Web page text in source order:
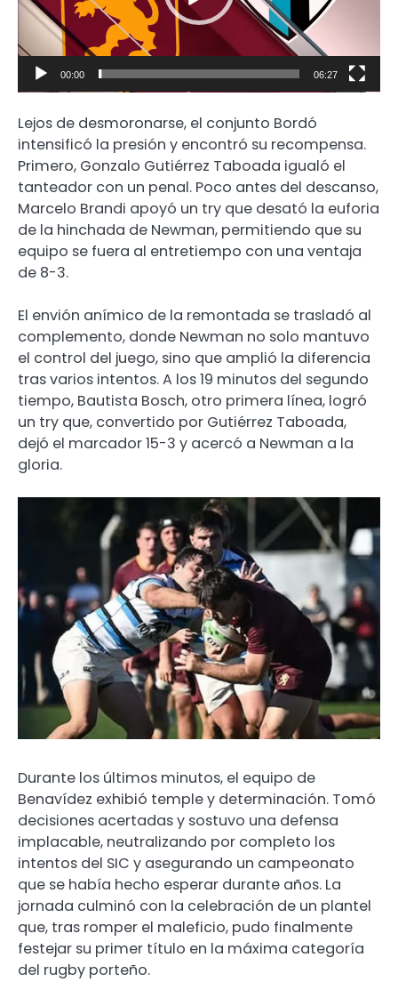
00:00 06:27
Lejos de desmoronarse, el conjunto Bordó
intensificó la presión y encontró su recompensa.
Primero, Gonzalo Gutiérrez Taboada igualó el
tanteador con un penal. Poco antes del descanso,
Marcelo Brandi apoyó un try que desató la euforia
de la hinchada de Newman, permitiendo que su
equipo se fuera al entretiempo con una ventaja
de 8-3.
El envión anímico de la remontada se trasladó al
complemento, donde Newman no solo mantuvo
el control del juego, sino que amplió la diferencia
tras varios intentos. A los 19 minutos del segundo
tiempo, Bautista Bosch, otro primera línea, logró
un try que, convertido por Gutiérrez Taboada,
dejó el marcador 15-3 y acercó a Newman a la
gloria.
Durante los últimos minutos, el equipo de
Benavídez exhibió temple y determinación. Tomó
decisiones acertadas y sostuvo una defensa
implacable, neutralizando por completo los
intentos del SIC y asegurando un campeonato
que se había hecho esperar durante años. La
jornada culminó con la celebración de un plantel
que, tras romper el maleficio, pudo finalmente
festejar su primer título en la máxima categoría
del rugby porteño.